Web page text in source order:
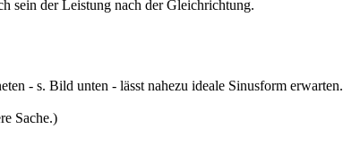
sein der Leistung nach der Gleichrichtung.
- s. Bild unten - lässt nahezu ideale Sinusform erwarten.
Sache.)